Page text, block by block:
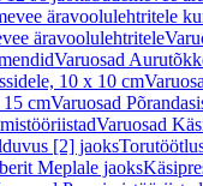
äravoolulehtritele
äravoolulehtritele
Varuosad
10 x 10 cm
15 cmVaruosad
Varuosad
[2] jaoks
Meplale jaoks